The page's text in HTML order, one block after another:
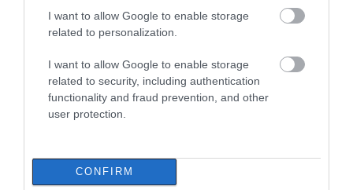
I want to allow Google to enable storage
related to personalization.
I want to allow Google to enable storage
related to security, including authentication
functionality and fraud prevention, and other
user protection.
CONFIRM
Ρόδος: Έγραψαν 80χρονη για
κράνος!
Θρήνος σε όλη την Εύβοια για τον
επιχειρηματία που έφυγε απο
Κάνεις δεν ξεχνά τι
έζησε η Εύβοια πριν
πέντε χρόνια
της Εύβοιας: Μένουν
κάθε μέρα χωρίς νερό –
Σοβαρή καταγγελία